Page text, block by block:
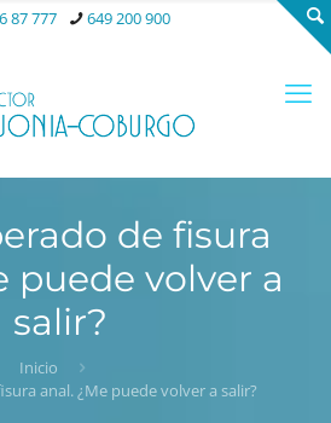
87 777 649 200 900
de fisura
puede volver a
salir?
Inicio
anal. ¿Me puede volver a salir?